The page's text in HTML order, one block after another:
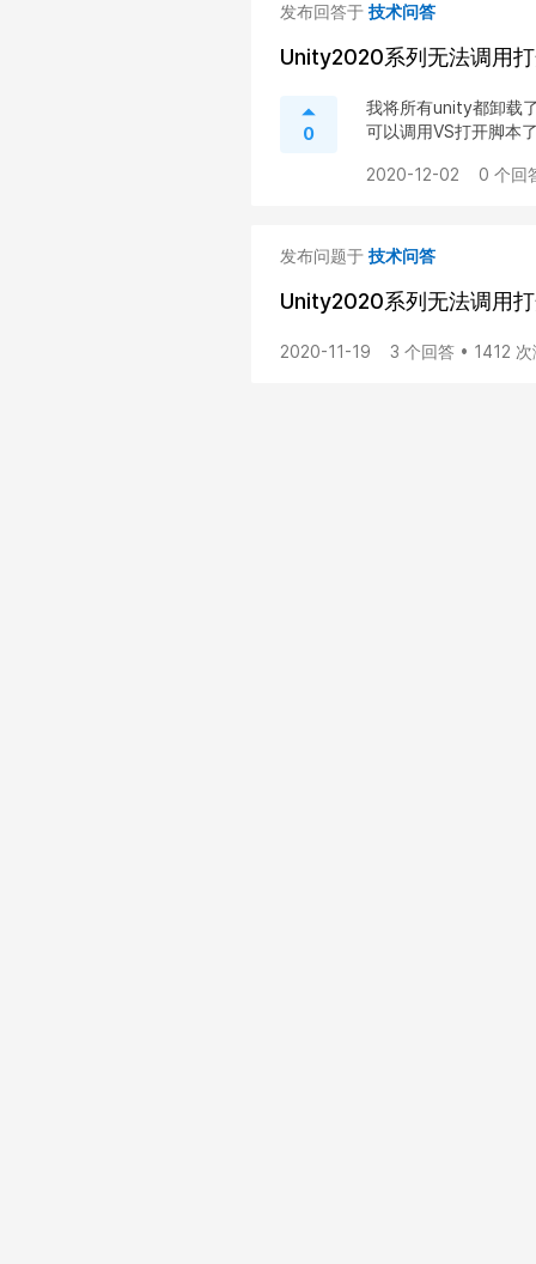
发布回答于 技术问答
Unity2020系列无法调用
0
我将所有unity都卸载
可以调用VS打开脚本
2020-12-02 0 个回
发布问题于 技术问答
Unity2020系列无法调用
2020-11-19 3 个回答 • 1412 次